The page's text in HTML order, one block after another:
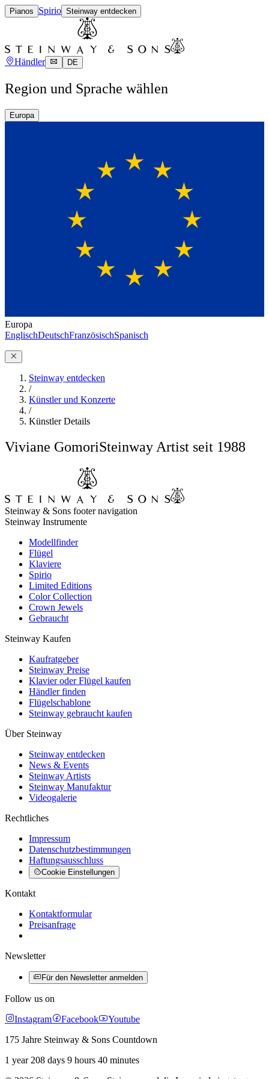
Pianos Spirio Steinway entdecken
Händler DE
Region und Sprache wählen
Europa
Europa
EnglischDeutschFranzösischSpanisch
Steinway entdecken
/
Künstler und Konzerte
/
Künstler Details
Viviane GomoriSteinway Artist seit 1988
Steinway & Sons footer navigation
Steinway Instrumente
Modellfinder
Flügel
Klaviere
Spirio
Limited Editions
Color Collection
Crown Jewels
Gebraucht
Steinway Kaufen
Kaufratgeber
Steinway Preise
Klavier oder Flügel kaufen
Händler finden
Flügelschablone
Steinway gebraucht kaufen
Über Steinway
Steinway entdecken
News & Events
Steinway Artists
Steinway Manufaktur
Videogalerie
Rechtliches
Impressum
Datenschutzbestimmungen
Haftungsausschluss
Cookie Einstellungen
Kontakt
Kontaktformular
Preisanfrage
Newsletter
Für den Newsletter anmelden
Follow us on
Instagram
Facebook
Youtube
175 Jahre Steinway & Sons Countdown
1 year 208 days 9 hours 40 minutes